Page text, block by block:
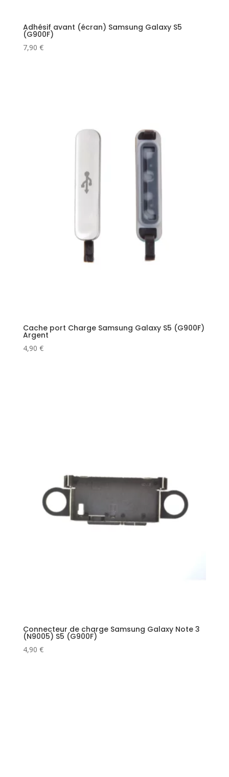
Adhésif avant (écran) Samsung Galaxy S5
(G900F)
7,90 €
Cache port Charge Samsung Galaxy S5 (G900F)
Argent
4,90 €
Connecteur de charge Samsung Galaxy Note 3
(N9005) S5 (G900F)
4,90 €